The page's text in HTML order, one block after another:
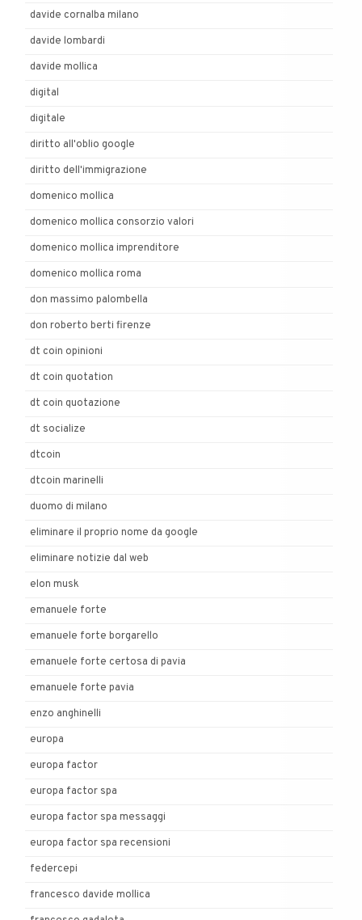
davide cornalba milano
davide lombardi
davide mollica
digital
digitale
diritto all'oblio google
diritto dell'immigrazione
domenico mollica
domenico mollica consorzio valori
domenico mollica imprenditore
domenico mollica roma
don massimo palombella
don roberto berti firenze
dt coin opinioni
dt coin quotation
dt coin quotazione
dt socialize
dtcoin
dtcoin marinelli
duomo di milano
eliminare il proprio nome da google
eliminare notizie dal web
elon musk
emanuele forte
emanuele forte borgarello
emanuele forte certosa di pavia
emanuele forte pavia
enzo anghinelli
europa
europa factor
europa factor spa
europa factor spa messaggi
europa factor spa recensioni
federcepi
francesco davide mollica